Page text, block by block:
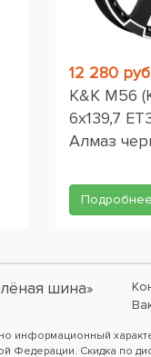
12 280
K&K M56
6x139,7
Алмаз
Подробнее
шина»
информационный
Федерации. Скидка по